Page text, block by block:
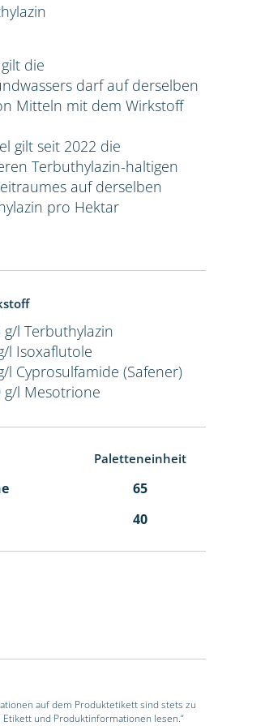
die
darf auf derselben
Mitteln mit dem Wirkstoff
gilt seit 2022 die
Terbuthylazin-haltigen
auf derselben
pro Hektar
g/l Terbuthylazin
l Isoxaflutole
l Cyprosulfamide (Safener)
g/l Mesotrione
Paletteneinheit
65
40
auf dem Produktetikett sind stets zu
und Produktinformationen lesen.“